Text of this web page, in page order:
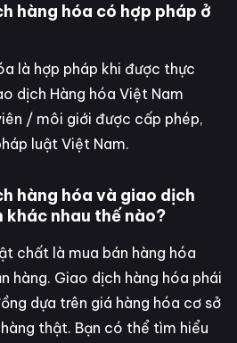
hàng hóa có hợp pháp ở
là hợp pháp khi được thực
dịch Hàng hóa Việt Nam
/ môi giới được cấp phép,
luật Việt Nam.
hàng hóa và giao dịch
khác nhau thế nào?
chất là mua bán hàng hóa
hàng. Giao dịch hàng hóa phái
dựa trên giá hàng hóa cơ sở
thật. Bạn có thể tìm hiểu